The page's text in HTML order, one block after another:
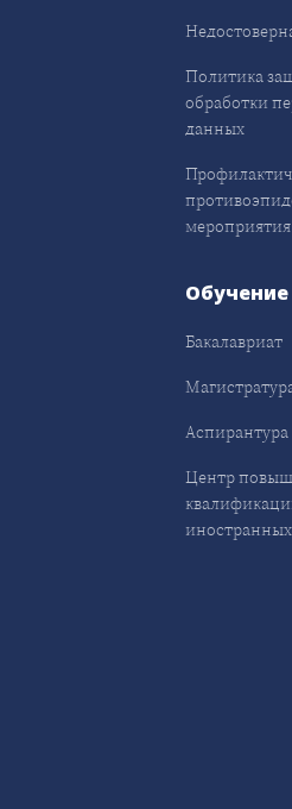
Политика
обработки
данных
мероприятия
Обучение
Бакалавриат
Аспирантура
Центр